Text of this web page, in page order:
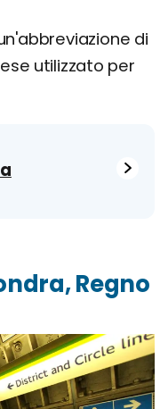
di
utilizzato per
Regno